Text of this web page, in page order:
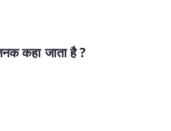
कहा जाता है ?